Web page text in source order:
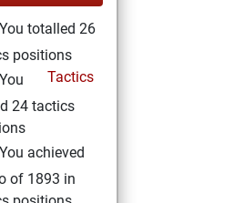
You totalled 26
positions
Tactics
You
24 tactics
You achieved
of 1893 in